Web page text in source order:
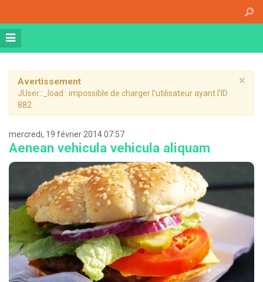
×
Avertissement
JUser::_load : impossible de charger l'utilisateur ayant l'ID
882
mercredi, 19 février 2014 07:57
Aenean vehicula vehicula aliquam
A propos
Athena Medical Center (AMC)
Plateau Technique
Hospitalisation de jour
Hospitalisation complète
Dossier patient informatisé
Nos specialités
Imagerie Médicale
Médecine Nucléaire
Radiothérapie
Chirurgie
Oncologie Médicale